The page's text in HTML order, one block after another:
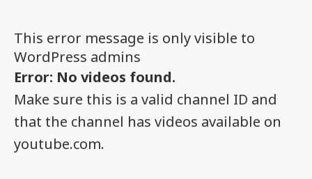
This error message is only visible to
WordPress admins
Error: No videos found.
Make sure this is a valid channel ID and
that the channel has videos available on
youtube.com.